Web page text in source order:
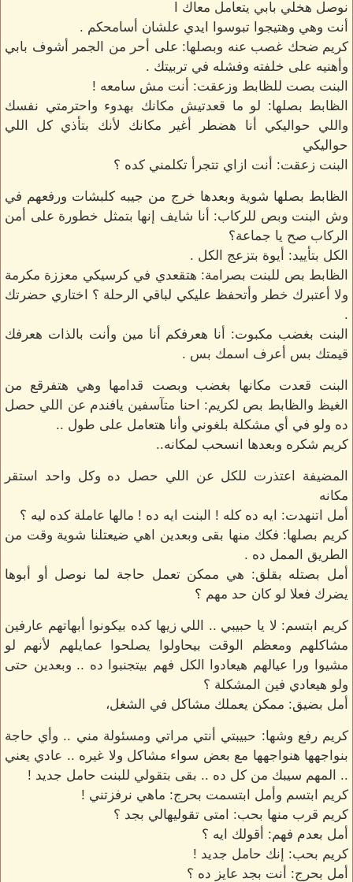
نوصل هخلي بابي يتعامل معاك ا
أنت وهي وهتيجوا تبوسوا ايدي علشان أسامحكم .
كريم ضحك غصب عنه وبصلها: على أحر من الجمر أشوف بابي
وأهنيه على خلفته وفشله في تربيتك .
البنت بصت للظابط وزعقت: أنت مش سامعه !
الظابط بصلها: لو ما قعدتيش مكانك بهدوء واحترمتي نفسك
واللي حواليكي أنا هضطر أغير مكانك لأنك بتأذي كل اللي
حواليكي
البنت زعقت: أنت ازاي تتجرأ تكلمني كده ؟
الظابط بصلها شوية وبعدها خرج من جيبه كلبشات ورفعهم في
وش البنت وبص للركاب: أنا شايف إنها بتمثل خطورة على أمن
الركاب صح يا جماعة؟
الكل بتأييد: أيوة بتزعج الكل .
الظابط بص للبنت بصرامة: هتقعدي في كرسيكي معززة مكرمة
ولا أعتبرك خطر وأتحفظ عليكي لباقي الرحلة ؟ اختاري حضرتك
.
البنت بغضب مكبوت: أنا هعرفكم أنا مين وأنت بالذات هعرفك
قيمتك بس أعرف اسمك بس .
البنت قعدت مكانها بغضب وبصت قدامها وهي هتفرقع من
الغيظ والظابط بص لكريم: احنا متآسفين يافندم عن اللي حصل
ده ولو في أي مشكلة بلغوني وأنا هتعامل على طول ..
كريم شكره وبعدها انسحب لمكانه..
المضيفة اعتذرت للكل عن اللي حصل ده وكل واحد استقر
مكانه
أمل اتنهدت: ايه ده كله ! البنت ايه ده ! مالها عاملة كده ليه ؟
كريم بصلها: فكك منها بقى وبعدين اهي ضيعتلنا شوية وقت من
الطريق الممل ده .
أمل بصتله بقلق: هي ممكن تعمل حاجة لما نوصل أو أبوها
يضرك فعلا لو كان حد مهم ؟
كريم ابتسم: لا يا حبيبي .. اللي زيها كده بيكونوا أبهاتهم عارفين
مشاكلهم ومعظم الوقت بيحاولوا يصلحوا عمايلهم لأنهم لو
مشيوا ورا عيالهم هيعادوا الكل فهم بيتجنبوا ده .. وبعدين حتى
ولو هيعادي فين المشكلة ؟
أمل بضيق: ممكن يعملك مشاكل في الشغل،
كريم رفع وشها: حبيبتي أنتي مراتي ومسئولة مني .. وأي حاجة
بنواجهها هنواجهها مع بعض سواء مشاكل ولا غيره .. عادي يعني
.. المهم سيبك من كل ده .. بقى بتقولي للبنت حامل جديد !
كريم ابتسم وأمل ابتسمت بحرج: ماهي نرفزتني !
كريم قرب منها بحب: امتى تقوليهالي بجد ؟
أمل بعدم فهم: أقولك ايه ؟
كريم بحب: إنك حامل جديد !
أمل بحرج: أنت بجد عايز ده ؟